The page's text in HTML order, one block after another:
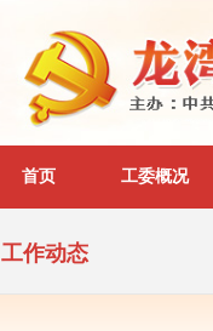
首页 工委概况
工作动态